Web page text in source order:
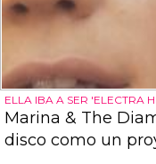
ELLA IBA A SER 'ELECTRA
Marina & The
disco como un